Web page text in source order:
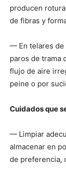
producen
de fibras y
— En telares de
paros de trama
flujo de aire
peine o por
Cuidados que
— Limpiar
almacenar en
de preferencia,